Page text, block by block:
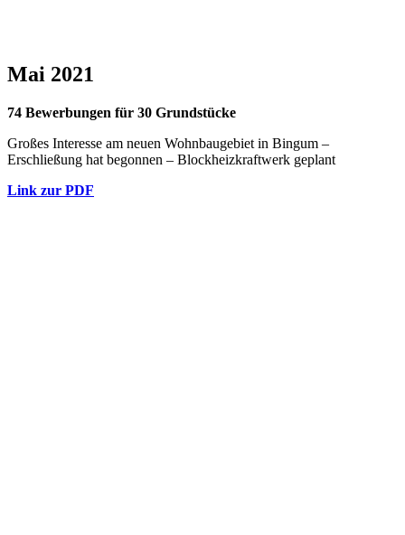
Mai 2021
74 Bewerbungen für 30 Grundstücke
Großes Interesse am neuen Wohnbaugebiet in Bingum –
Erschließung hat begonnen – Blockheizkraftwerk geplant
Link zur PDF